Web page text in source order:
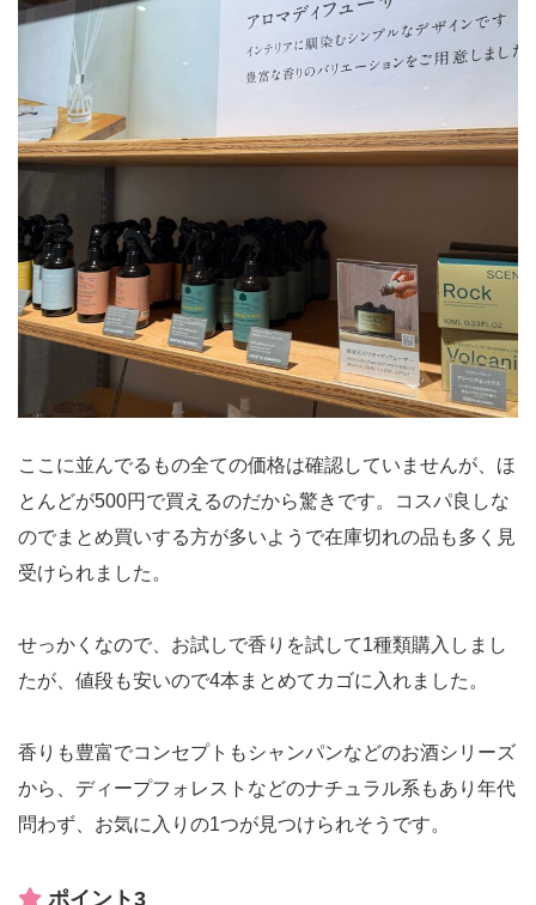
ここに並んでるもの全ての価格は確認していませんが、ほ
とんどが500円で買えるのだから驚きです。コスパ良しな
のでまとめ買いする方が多いようで在庫切れの品も多く見
受けられました。
せっかくなので、お試しで香りを試して1種類購入しまし
たが、値段も安いので4本まとめてカゴに入れました。
香りも豊富でコンセプトもシャンパンなどのお酒シリーズ
から、ディープフォレストなどのナチュラル系もあり年代
問わず、お気に入りの1つが見つけられそうです。
ポイント3